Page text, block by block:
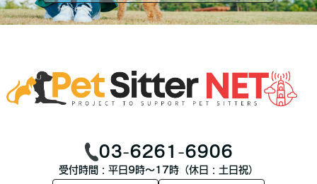
03-6261-6906
受付時間：平日9時〜17時（休日：土日祝）